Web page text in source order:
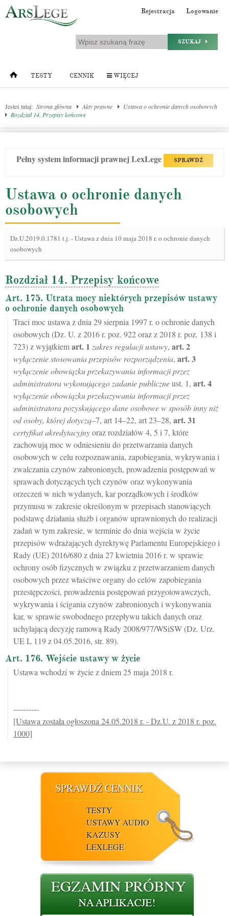
Rejestracja Logowanie
SZUKAJ
TESTY CENNIK WIĘCEJ
Jesteś tutaj: Strona główna Akty prawne
Ustawa o ochronie danych osobowych
Rozdział 14. Przepisy końcowe
Pełny system informacji prawnej LexLege SPRAWDŹ
Ustawa o ochronie danych
osobowych
Dz.U.2019.0.1781 t.j.-Ustawa z dnia 10 maja 2018 r. o ochronie danych
osobowych
Rozdział 14. Przepisy końcowe
Art. 175. Utrata mocy niektórych przepisów ustawy
o ochronie danych osobowych
Traci moc ustawa z dnia 29 sierpnia 1997 r. o ochronie danych
osobowych (Dz. U. z 2016 r. poz. 922 oraz z 2018 r. poz. 138 i
723) z wyjątkiemart. 1 zakres regulacji ustawy, art.2
wyłączenie stosowania przepisów rozporządzenia, art.3
wyłączenie obowiązku przekazywania informacji przez
administratora wykonującego zadanie publiczneust. 1, art.4
wyłączenie obowiązku przekazywania informacji przez
administratora pozyskującego dane osobowe w sposób inny niż
od osoby, której dotyczą–7, art 14–22, art 23–28, art.31
certyfikat akredytacyjnyoraz rozdziałów 4, 5 i 7, które
zachowują moc w odniesieniu do przetwarzania danych
osobowych w celu rozpoznawania, zapobiegania, wykrywania i
zwalczania czynów zabronionych, prowadzenia postępowań w
sprawach dotyczących tych czynów oraz wykonywania
orzeczeń w nich wydanych, kar porządkowych i środków
przymusu w zakresie określonym w przepisach stanowiących
podstawę działania służb i organów uprawnionych do realizacji
zadań w tym zakresie, w terminie do dnia wejścia w życie
przepisów wdrażających dyrektywę Parlamentu Europejskiego i
Rady (UE) 2016/680 z dnia 27 kwietnia 2016 r. w sprawie
ochrony osób fizycznych w związku z przetwarzaniem danych
osobowych przez właściwe organy do celów zapobiegania
przestępczości, prowadzenia postępowań przygotowawczych,
wykrywania i ścigania czynów zabronionych i wykonywania
kar, w sprawie swobodnego przepływu takich danych oraz
uchylającą decyzję ramową Rady 2008/977/WSiSW (Dz. Urz.
UE L 119 z 04.05.2016, str. 89).
Art. 176. Wejście ustawy w życie
Ustawa wchodzi w życie z dniem 25 maja 2018 r.
----------
[Ustawa została ogłoszona 24.05.2018 r. - Dz.U. z 2018 r. poz.
1000]
SPRAWDŹ CENNIK
TESTY
USTAWY AUDIO
KAZUSY
LEXLEGE